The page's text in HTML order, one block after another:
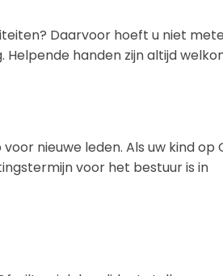
Daarvoor hoeft u niet
handen zijn altijd
nieuwe leden. Als uw kind op
voor het bestuur is in